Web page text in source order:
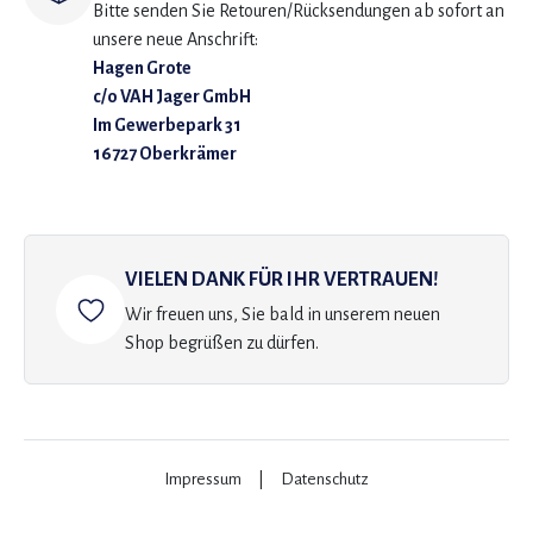
Bitte senden Sie Retouren/Rücksendungen ab sofort an
unsere neue Anschrift:
Hagen Grote
c/o VAH Jager GmbH
Im Gewerbepark 31
16727 Oberkrämer
VIELEN DANK FÜR IHR VERTRAUEN!
Wir freuen uns, Sie bald in unserem neuen
Shop begrüßen zu dürfen.
Impressum Datenschutz